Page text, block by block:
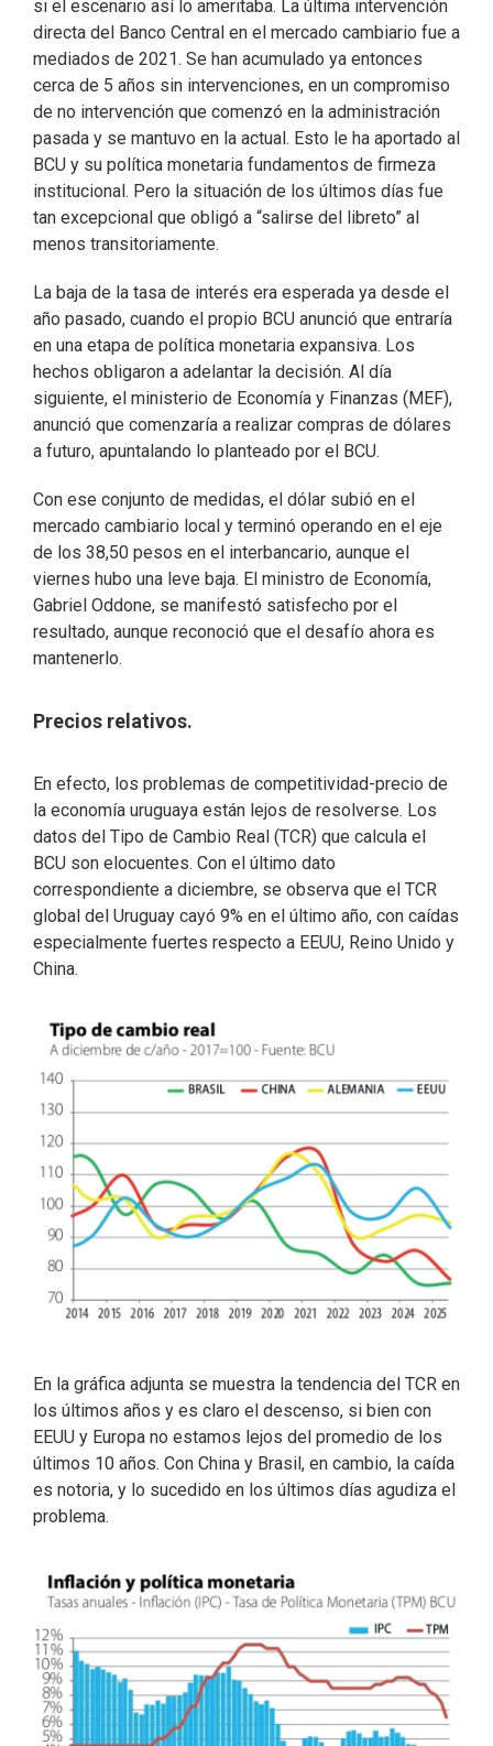
si el escenario así lo ameritaba. La última intervención
directa del Banco Central en el mercado cambiario fue a
mediados de 2021. Se han acumulado ya entonces
cerca de 5 años sin intervenciones, en un compromiso
de no intervención que comenzó en la administración
pasada y se mantuvo en la actual. Esto le ha aportado al
BCU y su política monetaria fundamentos de firmeza
institucional. Pero la situación de los últimos días fue
tan excepcional que obligó a “salirse del libreto” al
menos transitoriamente.
La baja de la tasa de interés era esperada ya desde el
año pasado, cuando el propio BCU anunció que entraría
en una etapa de política monetaria expansiva. Los
hechos obligaron a adelantar la decisión. Al día
siguiente, el ministerio de Economía y Finanzas (MEF),
anunció que comenzaría a realizar compras de dólares
a futuro, apuntalando lo planteado por el BCU.
Con ese conjunto de medidas, el dólar subió en el
mercado cambiario local y terminó operando en el eje
de los 38,50 pesos en el interbancario, aunque el
viernes hubo una leve baja. El ministro de Economía,
Gabriel Oddone, se manifestó satisfecho por el
resultado, aunque reconoció que el desafío ahora es
mantenerlo.
Precios relativos.
En efecto, los problemas de competitividad-precio de
la economía uruguaya están lejos de resolverse. Los
datos del Tipo de Cambio Real (TCR) que calcula el
BCU son elocuentes. Con el último dato
correspondiente a diciembre, se observa que el TCR
global del Uruguay cayó 9% en el último año, con caídas
especialmente fuertes respecto a EEUU, Reino Unido y
China.
En la gráfica adjunta se muestra la tendencia del TCR en
los últimos años y es claro el descenso, si bien con
EEUU y Europa no estamos lejos del promedio de los
últimos 10 años. Con China y Brasil, en cambio, la caída
es notoria, y lo sucedido en los últimos días agudiza el
problema.